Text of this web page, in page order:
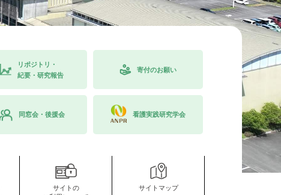
リポジトリ・
紀要・研究報告
寄付のお願い
同窓会・後援会 看護実践研究学会
サイトの
サイトマップ